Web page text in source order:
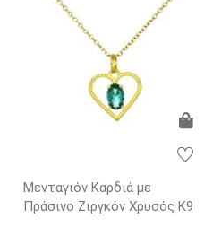
Μενταγιόν Καρδιά με
Πράσινο Ζιργκόν Χρυσός K9